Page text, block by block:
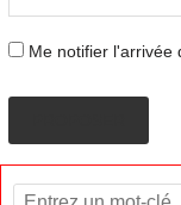
Me notifier l'arrivée